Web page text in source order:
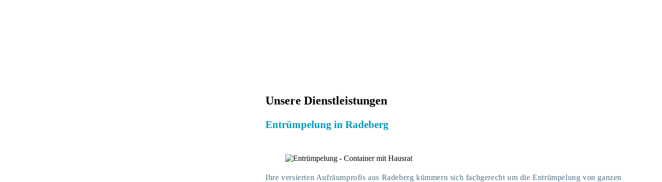
Unsere Dienstleistungen
Entrümpelung in Radeberg
Ihre versierten Aufräumprofis aus Radeberg kümmern sich fachgerecht um die Entrümpelung von ganzen